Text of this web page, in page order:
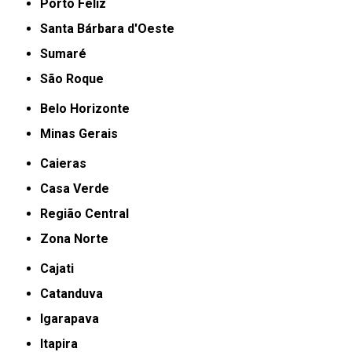
Porto Feliz
Santa Bárbara d'Oeste
Sumaré
São Roque
Belo Horizonte
Minas Gerais
Caieras
Casa Verde
Região Central
Zona Norte
Cajati
Catanduva
Igarapava
Itapira